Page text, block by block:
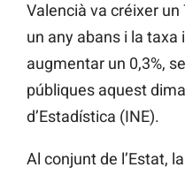
Valencià va créixer un
un any abans i la
augmentar un 0,3%,
públiques aquest
d’Estadística (INE).
Al conjunt de l’Estat,